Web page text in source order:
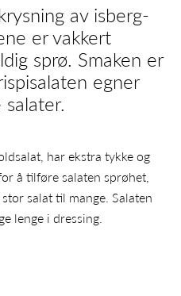
av isberg-
er vakkert
sprø. Smaken er
egner
har ekstra tykke og
å tilføre salaten sprøhet,
salat til mange. Salaten
lenge i dressing.